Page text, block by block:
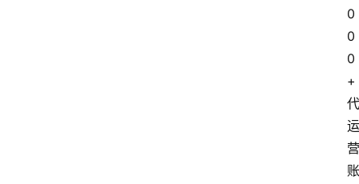
0
0
0
+
代
运
营
账